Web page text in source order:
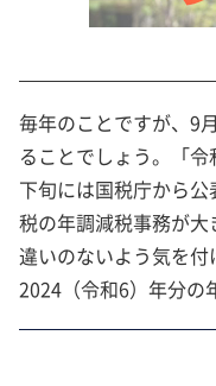
毎年のことですが、9
ることでしょう。「
下旬には国税庁から
税の年調減税事務が
違いのないよう気を付
2024（令和6）年分の